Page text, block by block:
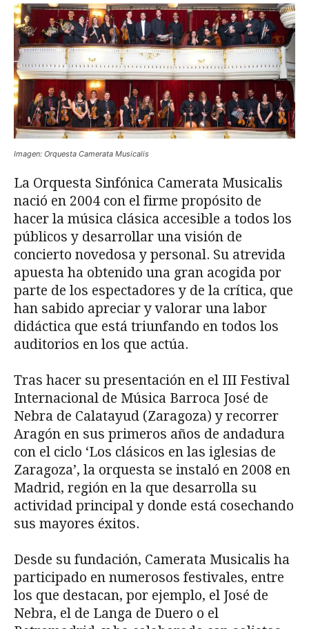
Imagen: Orquesta Camerata Musicalis
La Orquesta Sinfónica Camerata Musicalis
nació en 2004 con el firme propósito de
hacer la música clásica accesible a todos los
públicos y desarrollar una visión de
concierto novedosa y personal. Su atrevida
apuesta ha obtenido una gran acogida por
parte de los espectadores y de la crítica, que
han sabido apreciar y valorar una labor
didáctica que está triunfando en todos los
auditorios en los que actúa.
Tras hacer su presentación en el III Festival
Internacional de Música Barroca José de
Nebra de Calatayud (Zaragoza) y recorrer
Aragón en sus primeros años de andadura
con el ciclo ‘Los clásicos en las iglesias de
Zaragoza’, la orquesta se instaló en 2008 en
Madrid, región en la que desarrolla su
actividad principal y donde está cosechando
sus mayores éxitos.
Desde su fundación, Camerata Musicalis ha
participado en numerosos festivales, entre
los que destacan, por ejemplo, el José de
Nebra, el de Langa de Duero o el